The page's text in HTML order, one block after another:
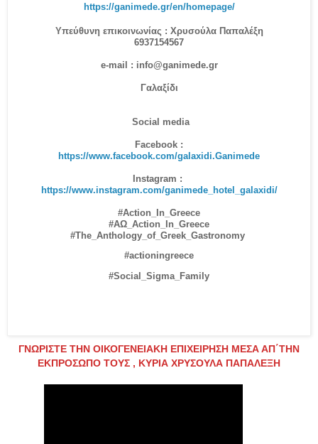
https://ganimede.gr/en/homepage/
Υπεύθυνη επικοινωνίας : Χρυσούλα Παπαλέξη
6937154567
e-mail : info@ganimede.gr
Γαλαξίδι
Social media
Facebook :
https://www.facebook.com/galaxidi.Ganimede
https://www.instagram.com/ganimede_hotel_galaxidi/
#Action_In_Greece
#ΑΩ_Action_In_Greece
#The_Anthology_of_Greek_Gastronomy
#actioningreece
#Social_Sigma_Family
ΓΝΩΡΙΣΤΕ ΤΗΝ ΟΙΚΟΓΕΝΕΙΑΚΗ ΕΠΙΧΕΙΡΗΣΗ ΜΕΣΑ ΑΠ΄ΤΗΝ
ΕΚΠΡΟΣΩΠΟ ΤΟΥΣ , ΚΥΡΙΑ ΧΡΥΣΟΥΛΑ ΠΑΠΑΛΕΞΗ